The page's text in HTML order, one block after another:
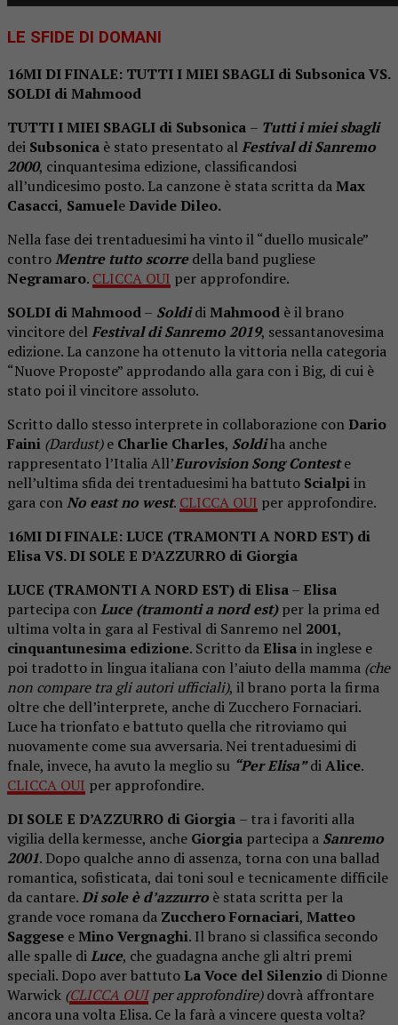
LE SFIDE DI DOMANI
16MI DI FINALE: TUTTI I MIEI SBAGLI di Subsonica VS.
SOLDI di Mahmood
TUTTI I MIEI SBAGLI di Subsonica – Tutti i miei sbagli
dei Subsonica è stato presentato alFestival di Sanremo
2000, cinquantesima edizione, classificandosi
all’undicesimo posto. La canzone è stata scritta daMax
Casacci, Samuele Davide Dileo.
Nella fase dei trentaduesimi ha vinto il “duello musicale”
controMentre tutto scorredella band pugliese
Negramaro. CLICCA QUI per approfondire.
SOLDI di Mahmood– SoldidiMahmood è il brano
vincitore delFestival di Sanremo 2019, sessantanovesima
edizione. La canzone ha ottenuto la vittoria nella categoria
“Nuove Proposte” approdando alla gara con i Big, di cui è
stato poi il vincitore assoluto.
Scritto dallo stesso interprete in collaborazione con Dario
Faini (Dardust)e Charlie Charles, Soldiha anche
rappresentato l’Italia All’Eurovision Song Conteste
nell’ultima sfida dei trentaduesimi ha battuto Scialpiin
gara conNo east no west. CLICCA QUI per approfondire.
16MI DI FINALE: LUCE (TRAMONTI A NORD EST) di
Elisa VS. DI SOLE E D’AZZURRO di Giorgia
LUCE (TRAMONTI A NORD EST) di Elisa– Elisa
partecipa conLuce (tramonti a nord est)per la prima ed
ultima volta in gara al Festival di Sanremo nel 2001,
cinquantunesima edizione. Scritto da Elisain inglese e
poi tradotto in lingua italiana con l’aiuto della mamma (che
non compare tra gli autori ufficiali), il brano porta la firma
oltre che dell’interprete, anche di Zucchero Fornaciari.
Luce ha trionfato e battuto quella che ritroviamo qui
nuovamente come sua avversaria. Nei trentaduesimi di
fnale, invece, ha avuto la meglio su “Per Elisa”diAlice.
CLICCA QUI per approfondire.
DI SOLE E D’AZZURRO di Giorgia – tra i favoriti alla
vigilia della kermesse, anche Giorgia partecipa a Sanremo
2001. Dopo qualche anno di assenza, torna con una ballad
romantica, sofisticata, dai toni soul e tecnicamente difficile
da cantare.Di sole è d’azzurro è stata scritta per la
grande voce romana da Zucchero Fornaciari, Matteo
Saggese eMino Vergnaghi. Il brano si classifica secondo
alle spalle diLuce, che guadagna anche gli altri premi
speciali. Dopo aver battuto La Voce del Silenzio di Dionne
Warwick (CLICCA QUIper approfondire)dovrà affrontare
ancora una volta Elisa. Ce la farà a vincere questa volta?